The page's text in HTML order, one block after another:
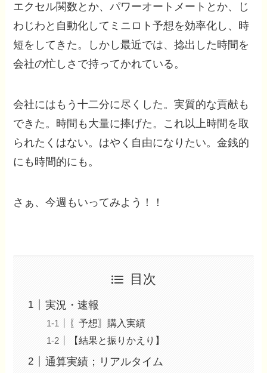
エクセル関数とか、パワーオートメートとか、じ
わじわと自動化してミニロト予想を効率化し、時
短をしてきた。しかし最近では、捻出した時間を
会社の忙しさで持ってかれている。
会社にはもう十二分に尽くした。実質的な貢献も
できた。時間も大量に捧げた。これ以上時間を取
られたくはない。はやく自由になりたい。金銭的
にも時間的にも。
さぁ、今週もいってみよう！！
目次
実況・速報
〖予想〗購入実績
【結果と振りかえり】
通算実績；リアルタイム